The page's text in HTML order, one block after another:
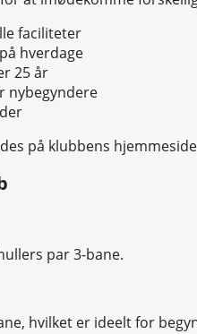
faciliteter
hverdage
25 år
nybegyndere
på klubbens
par 3-bane.
hvilket er ideelt for